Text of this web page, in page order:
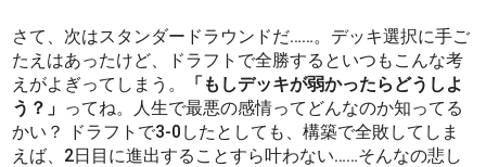
さて、次はスタンダードラウンドだ……。デッキ選択に手ご
たえはあったけど、ドラフトで全勝するといつもこんな考
えがよぎってしまう。
「もしデッキが弱かったらどうしよ
う？」 ってね。人生で最悪の感情ってどんなのか知ってる
かい？ ドラフトで3-0したとしても、構築で全敗してしま
えば、2日目に進出することすら叶わない……そんなの悲し